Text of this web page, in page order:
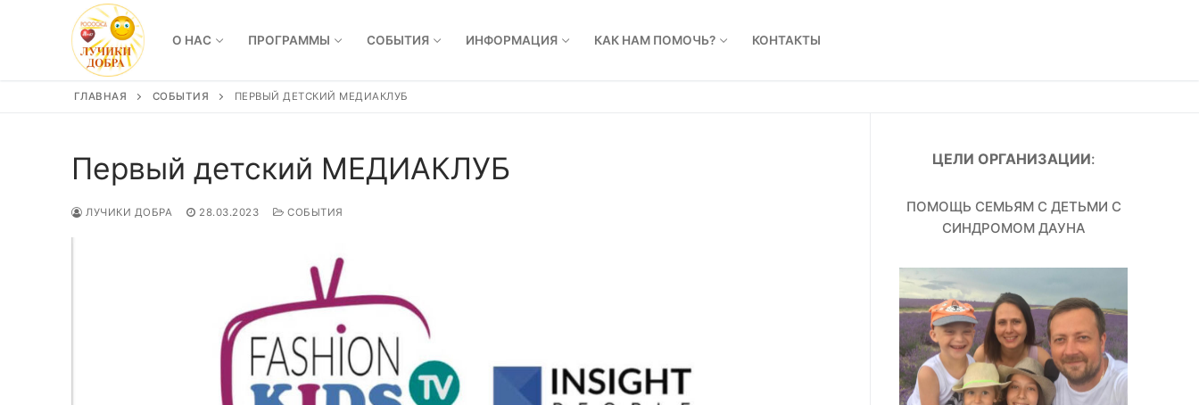
содержимому
О НАС ПРОГРАММЫ СОБЫТИЯ ИНФОРМАЦИЯ КАК НАМ ПОМОЧЬ? КОНТАКТЫ
ГЛАВНАЯ СОБЫТИЯ ПЕРВЫЙ ДЕТСКИЙ МЕДИАКЛУБ
Первый детский МЕДИАКЛУБ
ЛУЧИКИ ДОБРА 28.03.2023 СОБЫТИЯ
ЦЕЛИ ОРГАНИЗАЦИИ:
ПОМОЩЬ СЕМЬЯМ С ДЕТЬМИ С
СИНДРОМОМ ДАУНА